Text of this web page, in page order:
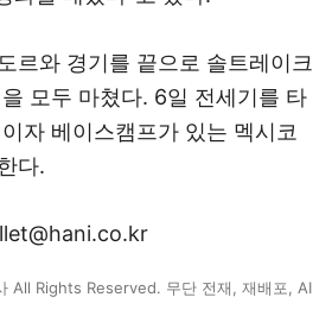
르와 경기를 끝으로 솔트레이크
모두 마쳤다. 6일 전세기를 타
자 베이스캠프가 있는 멕시코
다.
All Rights Reserved. 무단 전재, 재배포, AI